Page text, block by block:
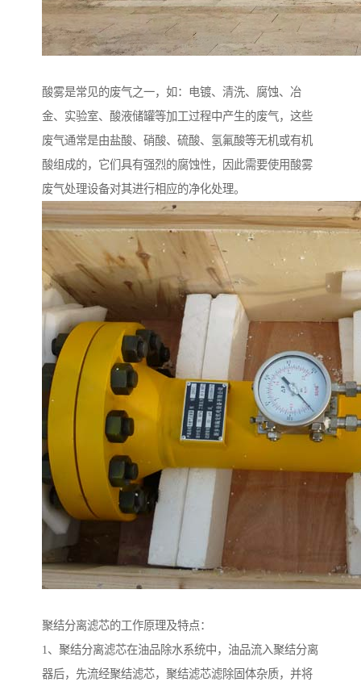
酸雾是常见的废气之一，如：电镀、清洗、腐蚀、冶
金、实验室、酸液储罐等加工过程中产生的废气，这些
废气通常是由盐酸、硝酸、硫酸、氢氟酸等无机或有机
酸组成的，它们具有强烈的腐蚀性，因此需要使用酸雾
废气处理设备对其进行相应的净化处理。
聚结分离滤芯的工作原理及特点：
1、聚结分离滤芯在油品除水系统中，油品流入聚结分离
器后，先流经聚结滤芯，聚结滤芯滤除固体杂质，并将